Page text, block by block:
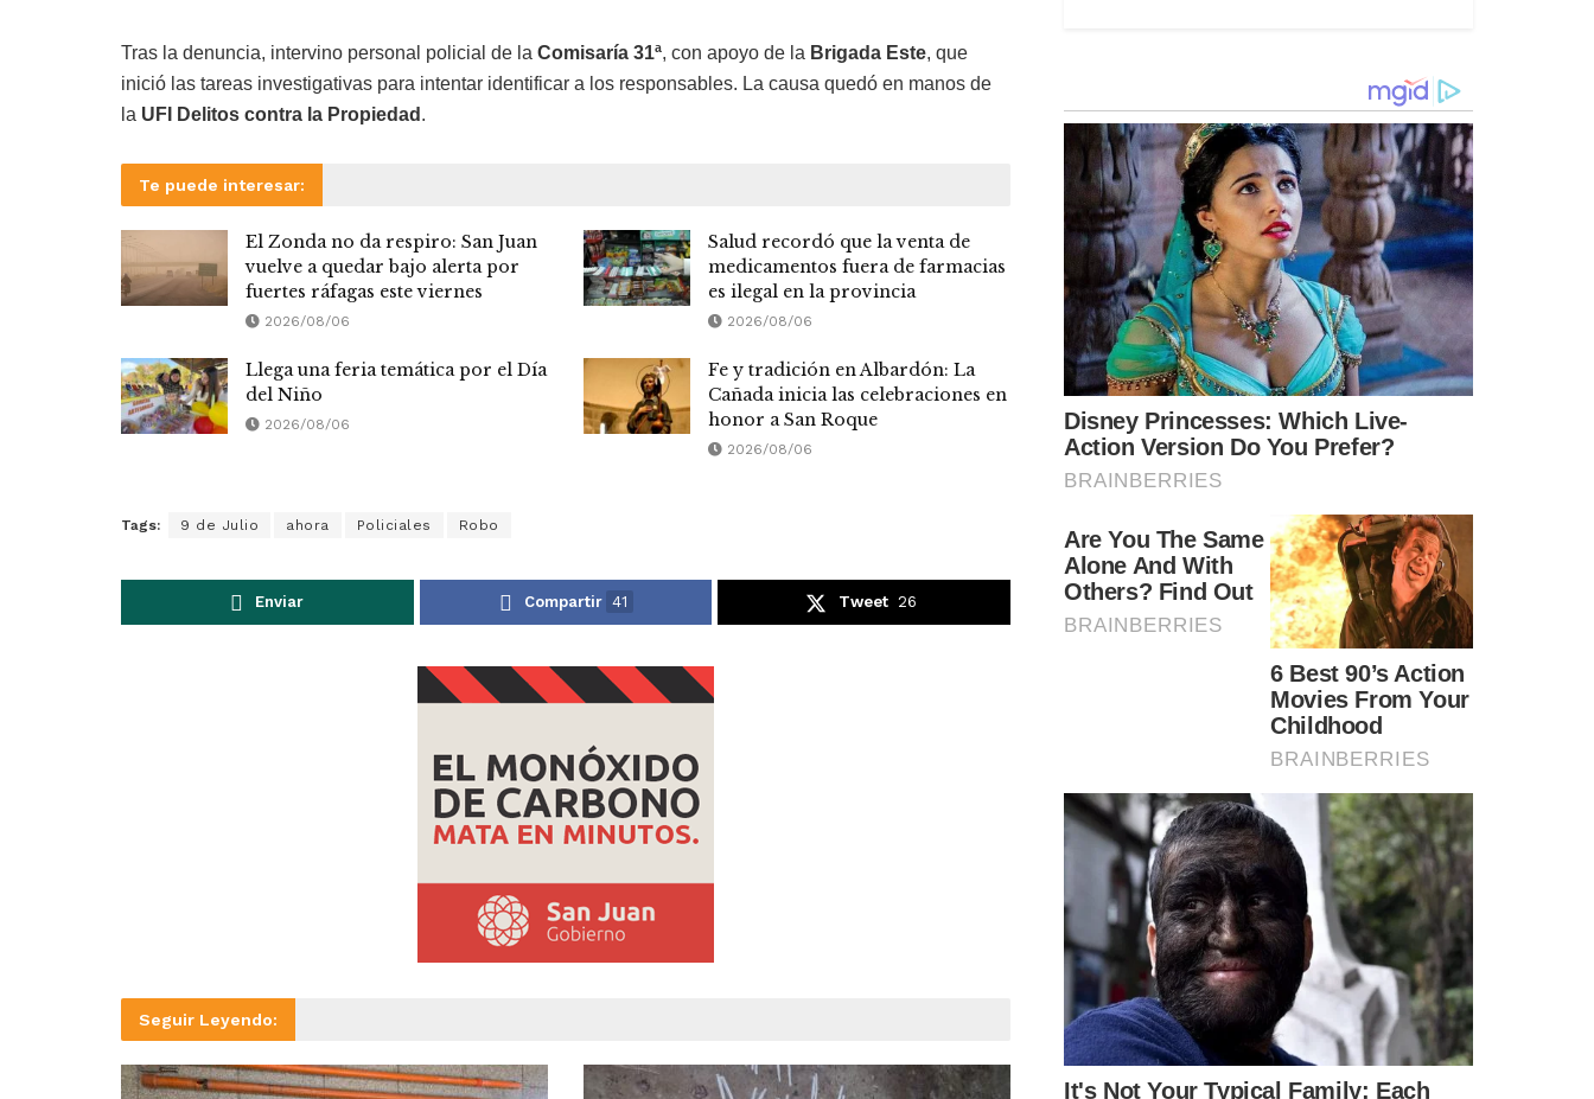
Tras la denuncia, intervino personal policial de la Comisaría 31ª, con apoyo de la Brigada Este, que
inició las tareas investigativas para intentar identificar a los responsables. La causa quedó en manos de
la UFI Delitos contra la Propiedad .
Te puede interesar:
El Zonda no da respiro: San Juan
vuelve a quedar bajo alerta por
fuertes ráfagas este viernes
2026/08/06
Salud recordó que la venta de
medicamentos fuera de farmacias
es ilegal en la provincia
2026/08/06
Llega una feria temática por el Día
del Niño
2026/08/06
Fe y tradición en Albardón: La
Cañada inicia las celebraciones en
honor a San Roque
2026/08/06
Tags: 9 de Julio ahora Policiales Robo
Enviar Compartir 41 Tweet 26
Seguir Leyendo: